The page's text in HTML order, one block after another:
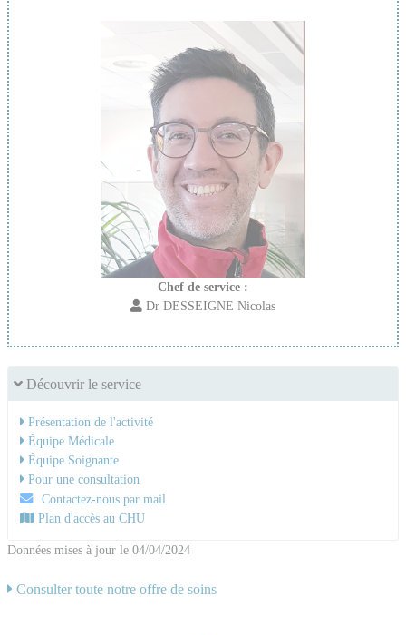
Chef de service :
Dr DESSEIGNE Nicolas
Découvrir le service
Présentation de l'activité
Équipe Médicale
Équipe Soignante
Pour une consultation
Contactez-nous par mail
Plan d'accès au CHU
Données mises à jour le 04/04/2024
Consulter toute notre offre de soins